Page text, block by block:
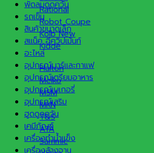
Rational
Robot Coupe
Kolb
Kidde
Halton
Meiko
MSM
MKN
T&S
ATA
Sammic
พัดลมดูดควัน
รถเข็น
สินค้าขนาดเล็ก
สแน็ค อีควิปเม้นท์
อะไหล่
อุปกรณ์บาร์และกาแฟ
อุปกรณ์เตรียมอาหาร
อุปกรณ์เบเกอรี่
อุปกรณ์เสริม
ฮูดดูดควัน
เคมีภัณฑ์
เครื่องทำน้ำแข็ง
เครื่องล้างจาน